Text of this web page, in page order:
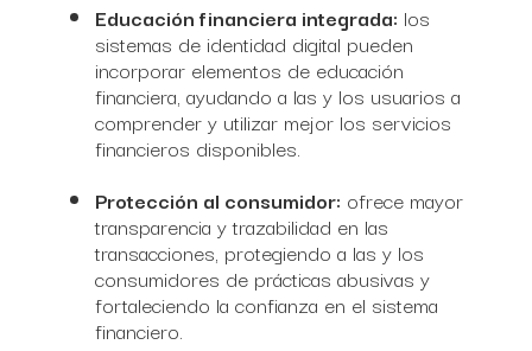
Educación financiera integrada: los
sistemas de identidad digital pueden
incorporar elementos de educación
financiera, ayudando a las y los usuarios a
comprender y utilizar mejor los servicios
financieros disponibles.
Protección al consumidor: ofrece mayor
transparencia y trazabilidad en las
transacciones, protegiendo a las y los
consumidores de prácticas abusivas y
fortaleciendo la confianza en el sistema
financiero.